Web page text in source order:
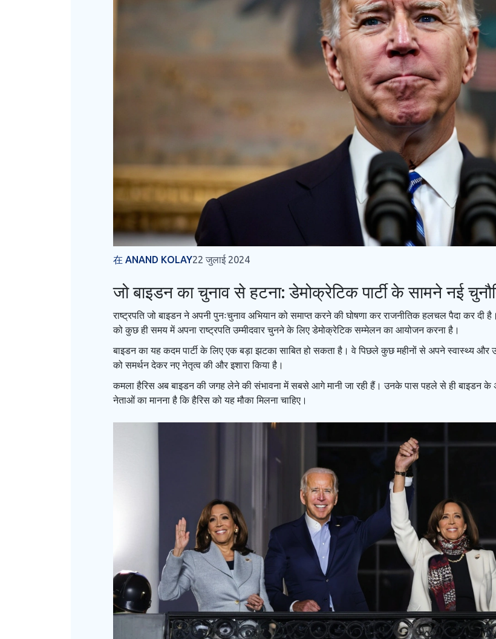
在 ANAND KOLAY22 जुलाई 2024
जो बाइडन का चुनाव से हटना: डेमोक्रेटिक पार्टी के सामने नई
राष्ट्रपति जो बाइडन ने अपनी पुनःचुनाव अभियान को समाप्त करने की घोषणा कर राजनीतिक हलचल पैदा कर दी
को कुछ ही समय में अपना राष्ट्रपति उम्मीदवार चुनने के लिए डेमोक्रेटिक सम्मेलन का आयोजन करना है।
बाइडन का यह कदम पार्टी के लिए एक बड़ा झटका साबित हो सकता है। वे पिछले कुछ महीनों से अपने स्वास्थ्य और
को समर्थन देकर नए नेतृत्व की और इशारा किया है।
कमला हैरिस अब बाइडन की जगह लेने की संभावना में सबसे आगे मानी जा रही हैं। उनके पास पहले से ही बाइडन
नेताओं का मानना है कि हैरिस को यह मौका मिलना चाहिए।